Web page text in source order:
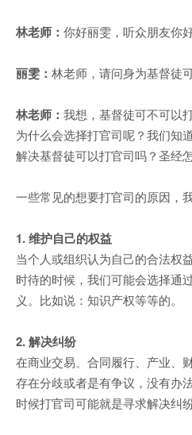
林老师： 你好丽雯，听众朋友你
丽雯： 林老师，请问身为基督徒
林老师： 我想，基督徒可不可以
为什么会选择打官司呢？我们知
解决基督徒可以打官司吗？圣经怎
一些常见的想要打官司的原因，
1. 维护自己的权益
当个人或组织认为自己的合法权
时待的时候，我们可能会选择通
义。比如说：知识产权等等的。
2. 解决纠纷
在商业交易、合同履行、产业、
存在分歧或者是有争议，没有办
时候打官司可能就是寻求解决纠纷